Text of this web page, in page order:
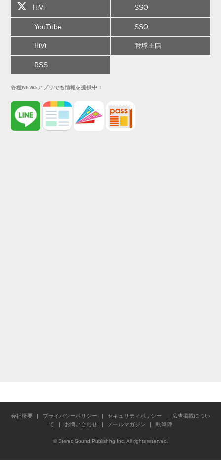
HiVi SSO
YouTube SSO
HiVi 管球王国
RSS
各種NEWSアプリでも情報を提供中！
会社概要 プライバシーポリシー セキュリティポリシー
広告掲載につい
て
お問い合わせ メールマガジン 執筆陣
© Stereo Sound Publishing Inc. All rights reserved.